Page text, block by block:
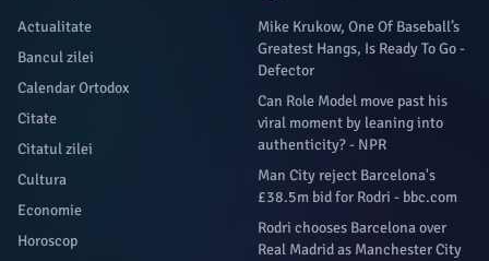
Actualitate
Bancul zilei
Calendar Ortodox
Citate
Citatul zilei
Cultura
Economie
Horoscop
Mike Krukow, One Of Baseball’s
Greatest Hangs, Is Ready To Go -
Defector
Can Role Model move past his
viral moment by leaning into
authenticity? - NPR
Man City reject Barcelona's
£38.5m bid for Rodri - bbc.com
Rodri chooses Barcelona over
Real Madrid as Manchester City